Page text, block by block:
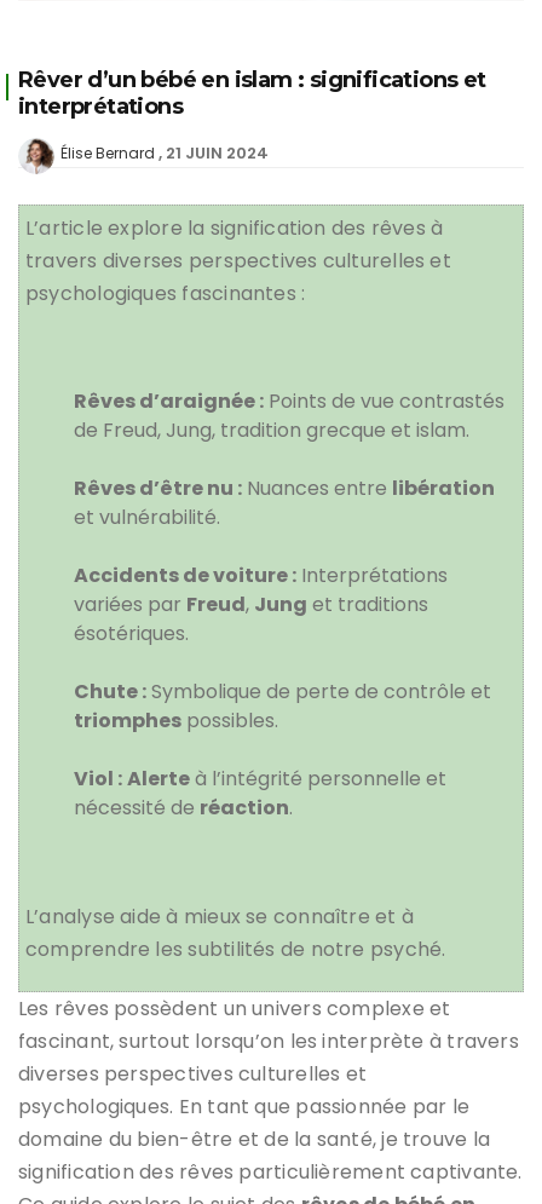
Rêver d’un bébé en islam : significations et
interprétations
Élise Bernard 21 JUIN 2024
L’article explore la signification des rêves à
travers diverses perspectives culturelles et
psychologiques fascinantes :
Rêves d’araignée : Points de vue contrastés
de Freud,Jung, tradition grecque et islam.
Rêves d’être nu : Nuances entre libération
et vulnérabilité.
Accidents de voiture : Interprétations
variées par Freud, Jung et traditions
ésotériques.
Chute :Symbolique de perte de contrôle et
triomphes possibles.
Viol :Alerteà l’intégrité personnelle et
nécessité de réaction.
L’analyse aide à mieux se connaître et à
comprendre les subtilités de notre psyché.
Les rêves possèdent un univers complexe et
fascinant, surtout lorsqu’on les interprète à travers
diverses perspectives culturelles et
psychologiques. En tant que passionnée par le
domaine du bien-être et de la santé, je trouve la
signification des rêves particulièrement captivante.